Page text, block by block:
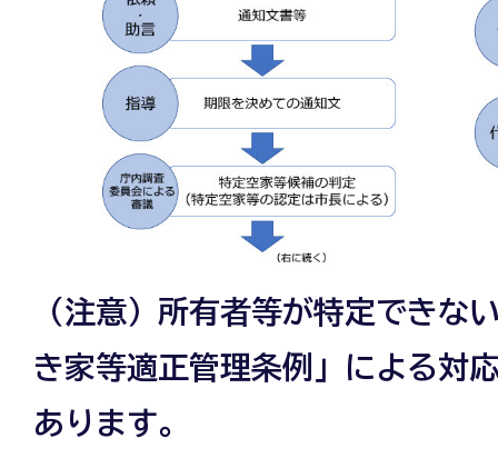
（注意）所有者等が特定できな
き家等適正管理条例」による対
あります。